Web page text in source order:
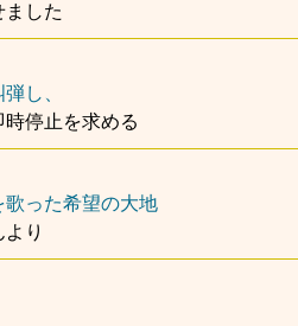
した
し、
停止を求める
った希望の大地
り